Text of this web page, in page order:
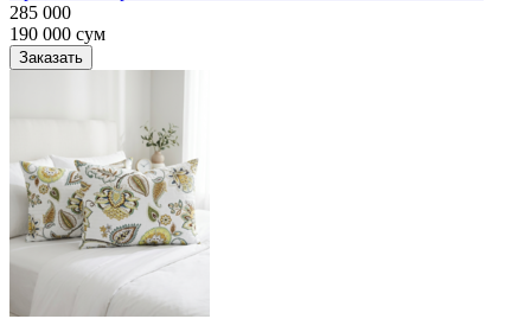
285 000
190 000 сум
Заказать